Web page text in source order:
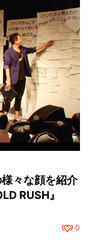
々な顔を紹介
RUSH』
0